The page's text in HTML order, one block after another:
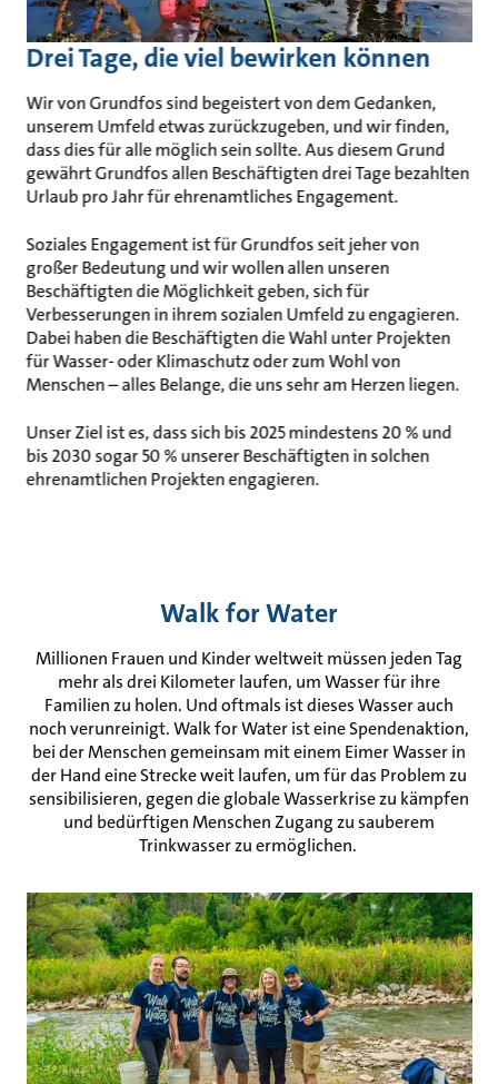
Drei Tage, die viel bewirken können
Wir von Grundfos sind begeistert von dem Gedanken,
unserem Umfeld etwas zurückzugeben, und wir finden,
dass dies für alle möglich sein sollte. Aus diesem Grund
gewährt Grundfos allen Beschäftigten drei Tage bezahlten
Urlaub pro Jahr für ehrenamtliches Engagement.
Soziales Engagement ist für Grundfos seit jeher von
großer Bedeutung und wir wollen allen unseren
Beschäftigten die Möglichkeit geben, sich für
Verbesserungen in ihrem sozialen Umfeld zu engagieren.
Dabei haben die Beschäftigten die Wahl unter Projekten
für Wasser- oder Klimaschutz oder zum Wohl von
Menschen – alles Belange, die uns sehr am Herzen liegen.
Unser Ziel ist es, dass sich bis 2025 mindestens 20 % und
bis 2030 sogar 50 % unserer Beschäftigten in solchen
ehrenamtlichen Projekten engagieren.
Walk for Water
Millionen Frauen und Kinder weltweit müssen jeden Tag
mehr als drei Kilometer laufen, um Wasser für ihre
Familien zu holen. Und oftmals ist dieses Wasser auch
noch verunreinigt. Walk for Water ist eine Spendenaktion,
bei der Menschen gemeinsam mit einem Eimer Wasser in
der Hand eine Strecke weit laufen, um für das Problem zu
sensibilisieren, gegen die globale Wasserkrise zu kämpfen
und bedürftigen Menschen Zugang zu sauberem
Trinkwasser zu ermöglichen.